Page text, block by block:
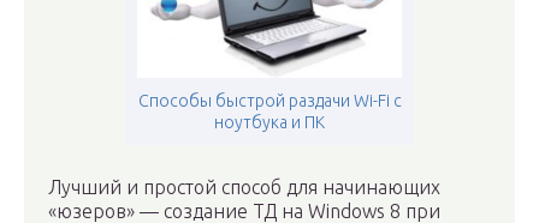
Способы быстрой раздачи Wi-Fi с
ноутбука и ПК
Лучший и простой способ для начинающих
«юзеров» — создание ТД на Windows 8 при